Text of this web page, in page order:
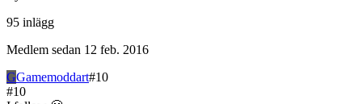
95 inlägg
Medlem sedan 12 feb. 2016
GGamemoddart#10
#10